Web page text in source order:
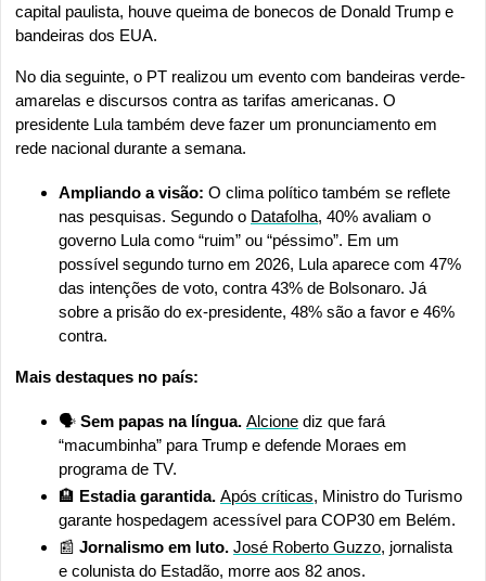
capital paulista, houve queima de bonecos de Donald Trump e
bandeiras dos EUA.
No dia seguinte, o PT realizou um evento com bandeiras verde-
amarelas e discursos contra as tarifas americanas. O
presidente Lula também deve fazer um pronunciamento em
rede nacional durante a semana.
Ampliando a visão: O clima político também se reflete
nas pesquisas. Segundo o Datafolha, 40% avaliam o
governo Lula como “ruim” ou “péssimo”. Em um
possível segundo turno em 2026, Lula aparece com 47%
das intenções de voto, contra 43% de Bolsonaro. Já
sobre a prisão do ex-presidente, 48% são a favor e 46%
contra.
Mais destaques no país:
🗣️ Sem papas na língua. Alcione diz que fará
“macumbinha” para Trump e defende Moraes em
programa de TV.
🏨 Estadia garantida. Após críticas, Ministro do Turismo
garante hospedagem acessível para COP30 em Belém.
📰 Jornalismo em luto. José Roberto Guzzo, jornalista
e colunista do Estadão, morre aos 82 anos.